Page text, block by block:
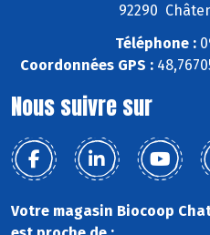
92290
Téléphone :
Coordonnées GPS :
Nous suivre sur
Votre magasin Biocoop